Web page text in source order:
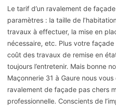
Le tarif d’un ravalement de
paramètres : la taille de
travaux à effectuer, la mise en
nécessaire, etc. Plus votre
coût des travaux de remise en
toujours l’entretenir. Mais bonne
Maçonnerie 31 à Gaure nous
ravalement de façade pas chers
professionnelle. Conscients de